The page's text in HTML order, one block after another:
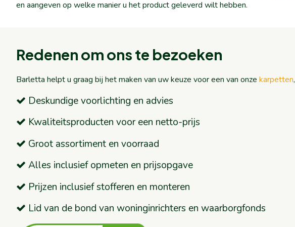
en aangeven op welke manier u het product geleverd wilt hebben.
Redenen om ons te bezoeken
Barletta helpt u graag bij het maken van uw keuze voor een van onze karpetten,
Deskundige voorlichting en advies
Kwaliteitsproducten voor een netto-prijs
Groot assortiment en voorraad
Alles inclusief opmeten en prijsopgave
Prijzen inclusief stofferen en monteren
Lid van de bond van woninginrichters en waarborgfonds